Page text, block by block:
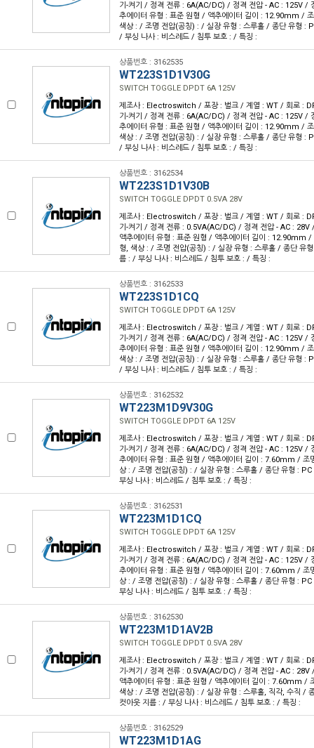
기-켜기 / 정격 전류 : 6A(AC/DC) / 정격 전압 - AC : 125V /
추에이터 유형 : 표준 원형 / 액추에이터 길이 : 12.90mm /
색상 : / 조명 전압(공칭) : / 실장 유형 : 스루홀 / 종단 유형 :
/ 부싱 나사 : 비스레드 / 침투 보호 : / 특징 :
상품번호 : 3162535
WT223S1D1V30G
SWITCH TOGGLE DPDT 6A 125V
제조사 : Electroswitch / 포장 : 벌크 / 계열 : WT / 회로 :
기-켜기 / 정격 전류 : 6A(AC/DC) / 정격 전압 - AC : 125V /
추에이터 유형 : 표준 원형 / 액추에이터 길이 : 12.90mm /
색상 : / 조명 전압(공칭) : / 실장 유형 : 스루홀 / 종단 유형 :
/ 부싱 나사 : 비스레드 / 침투 보호 : / 특징 :
상품번호 : 3162534
WT223S1D1V30B
SWITCH TOGGLE DPDT 0.5VA 28V
제조사 : Electroswitch / 포장 : 벌크 / 계열 : WT / 회로 :
기-켜기 / 정격 전류 : 0.5VA(AC/DC) / 정격 전압 - AC :
액추에이터 유형 : 표준 원형 / 액추에이터 길이 : 12.90mm
형, 색상 : / 조명 전압(공칭) : / 실장 유형 : 스루홀 / 종단 유
름 : / 부싱 나사 : 비스레드 / 침투 보호 : / 특징 :
상품번호 : 3162533
WT223S1D1CQ
SWITCH TOGGLE DPDT 6A 125V
제조사 : Electroswitch / 포장 : 벌크 / 계열 : WT / 회로 :
기-켜기 / 정격 전류 : 6A(AC/DC) / 정격 전압 - AC : 125V /
추에이터 유형 : 표준 원형 / 액추에이터 길이 : 12.90mm /
색상 : / 조명 전압(공칭) : / 실장 유형 : 스루홀 / 종단 유형 :
/ 부싱 나사 : 비스레드 / 침투 보호 : / 특징 :
상품번호 : 3162532
WT223M1D9V30G
SWITCH TOGGLE DPDT 6A 125V
제조사 : Electroswitch / 포장 : 벌크 / 계열 : WT / 회로 :
기-켜기 / 정격 전류 : 6A(AC/DC) / 정격 전압 - AC : 125V /
추에이터 유형 : 표준 원형 / 액추에이터 길이 : 7.60mm / 조
상 : / 조명 전압(공칭) : / 실장 유형 : 스루홀 / 종단 유형 :
부싱 나사 : 비스레드 / 침투 보호 : / 특징 :
상품번호 : 3162531
WT223M1D1CQ
SWITCH TOGGLE DPDT 6A 125V
제조사 : Electroswitch / 포장 : 벌크 / 계열 : WT / 회로 :
기-켜기 / 정격 전류 : 6A(AC/DC) / 정격 전압 - AC : 125V /
추에이터 유형 : 표준 원형 / 액추에이터 길이 : 7.60mm / 조
상 : / 조명 전압(공칭) : / 실장 유형 : 스루홀 / 종단 유형 :
부싱 나사 : 비스레드 / 침투 보호 : / 특징 :
상품번호 : 3162530
WT223M1D1AV2B
SWITCH TOGGLE DPDT 0.5VA 28V
제조사 : Electroswitch / 포장 : 벌크 / 계열 : WT / 회로 :
기-켜기 / 정격 전류 : 0.5VA(AC/DC) / 정격 전압 - AC :
액추에이터 유형 : 표준 원형 / 액추에이터 길이 : 7.60mm /
색상 : / 조명 전압(공칭) : / 실장 유형 : 스루홀, 직각, 수직 /
컷아웃 지름 : / 부싱 나사 : 비스레드 / 침투 보호 : / 특징 :
상품번호 : 3162529
WT223M1D1AG